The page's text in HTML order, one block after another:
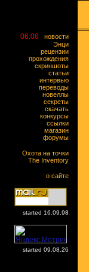
06.08
новости
Энци
рецензии
прохождения
скриншоты
статьи
интервью
переводы
новеллы
секреты
скачать
конкурсы
ссылки
магазин
форумы
Охота на точки
The Inventory
о сайте
started 16.09.98
started 09.08.26